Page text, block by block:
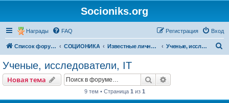
Socioniks.org
Награды FAQ Вход
Регистрация
Список форумов СОЦИОНИКА Известные личности Ученые, исследователи, IT
Ученые, исследователи, IT
Новая тема Поиск
9 тем • Страница 1 из 1